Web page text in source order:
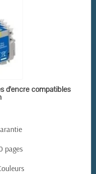
d'encre compatibles
pages